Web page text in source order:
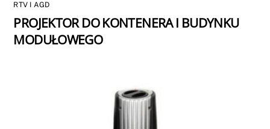
RTV I AGD
PROJEKTOR DO KONTENERA I BUDYNKU
MODUŁOWEGO